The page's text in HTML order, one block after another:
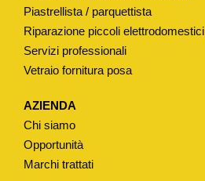
M
A
q
Piastrellista / parquettista
Riparazione piccoli elettrodomestici
Servizi professionali
Vetraio fornitura posa
AZIENDA
Chi siamo
Opportunità
Marchi trattati